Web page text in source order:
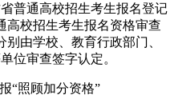
普通高校招生考生报名登记
高校招生考生报名资格审查
由学校、教育行政部门、
位审查签字认定。
“照顾加分资格”